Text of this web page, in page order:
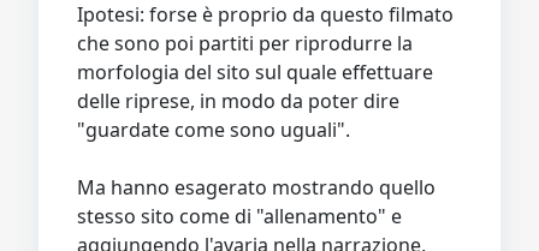
Ipotesi: forse è proprio da questo filmato
che sono poi partiti per riprodurre la
morfologia del sito sul quale effettuare
delle riprese, in modo da poter dire
"guardate come sono uguali".
Ma hanno esagerato mostrando quello
stesso sito come di "allenamento" e
aggiungendo l'avaria nella narrazione,